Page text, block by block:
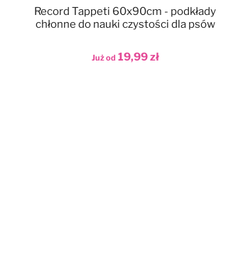
Już od 19,99 zł
Record Tappeti 60x90cm - podkłady
chłonne do nauki czystości dla psów